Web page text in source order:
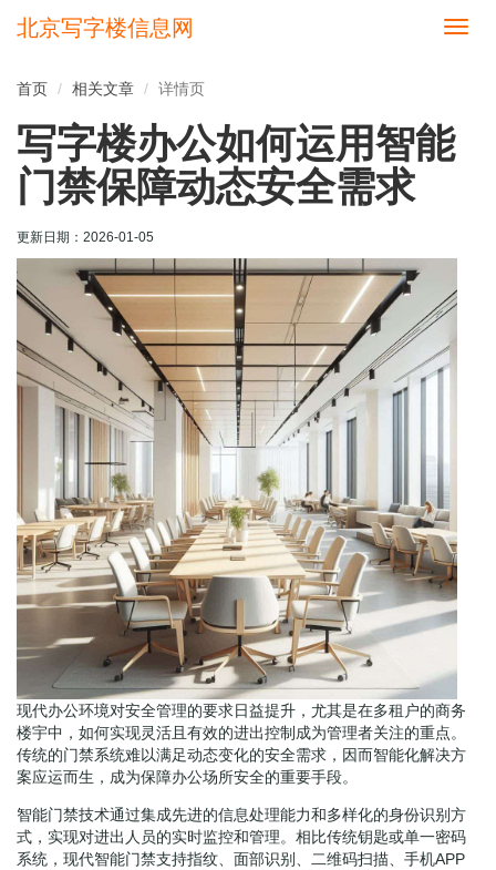
切
北京写字楼信息网
首页 相关文章 详情页
写字楼办公如何运用智能
门禁保障动态安全需求
更新日期： 2026-01-05
现代办公环境对安全管理的要求日益提升，尤其是在多租户的商务
楼宇中，如何实现灵活且有效的进出控制成为管理者关注的重点。
传统的门禁系统难以满足动态变化的安全需求，因而智能化解决方
案应运而生，成为保障办公场所安全的重要手段。
智能门禁技术通过集成先进的信息处理能力和多样化的身份识别方
式，实现对进出人员的实时监控和管理。相比传统钥匙或单一密码
系统，现代智能门禁支持指纹、面部识别、二维码扫描、手机APP